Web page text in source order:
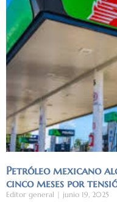
Petróleo mexicano
cinco meses por
Editor general junio 19, 2025